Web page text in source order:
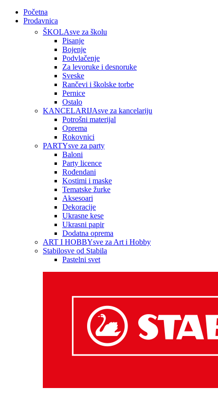
Početna
Prodavnica
ŠKOLAsve za školu
Pisanje
Bojenje
Podvlačenje
Za levoruke i desnoruke
Sveske
Rančevi i školske torbe
Pernice
Ostalo
KANCELARIJAsve za kancelariju
Potrošni materijal
Oprema
Rokovnici
PARTYsve za party
Baloni
Party licence
Rođendani
Kostimi i maske
Tematske žurke
Aksesoari
Dekoracije
Ukrasne kese
Ukrasni papir
Dodatna oprema
ART I HOBBYsve za Art i Hobby
Stabilosve od Stabila
Pastelni svet